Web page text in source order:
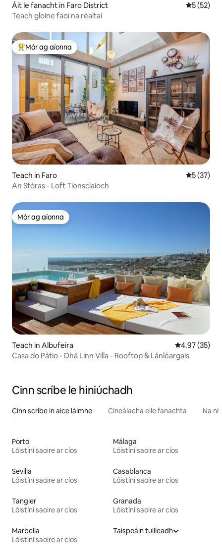
Áit le fanacht in Faro District
5 (52)
Teach gloine faoi na réaltaí
An-mhór ag aíonna
Mór ag aíonna
Teach in Faro
5 (37)
An Stóras - Loft Tionsclaíoch
Mór ag aíonna
Mór ag aíonna
Teach in Albufeira Meánrátáil
4.97 (35)
Casa do Pátio - Dhá Linn Villa - Rooftop & Lánléargais
Cinn scríbe le hiniúchadh
Cinn scríbe in aice láimhe Cineálacha eile fanachta Na
Porto
Lóistíní saoire ar cíos
Málaga
Lóistíní saoire ar cíos
Sevilla
Lóistíní saoire ar cíos
Casablanca
Lóistíní saoire ar cíos
Tangier
Lóistíní saoire ar cíos
Granada
Lóistíní saoire ar cíos
Marbella
Lóistíní saoire ar cíos
Taispeáin tuilleadh